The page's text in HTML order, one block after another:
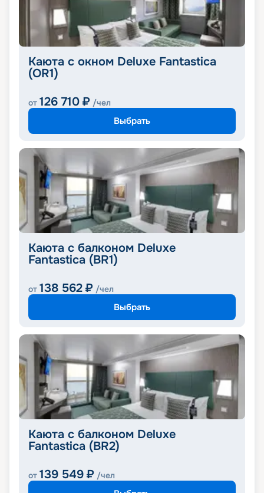
Каюта с окном Deluxe Fantastica
(OR1)
от 126 710 ₽ /чел
Выбрать
Каюта с балконом Deluxe
Fantastica (BR1)
от 138 562 ₽ /чел
Выбрать
Каюта с балконом Deluxe
Fantastica (BR2)
от 139 549 ₽ /чел